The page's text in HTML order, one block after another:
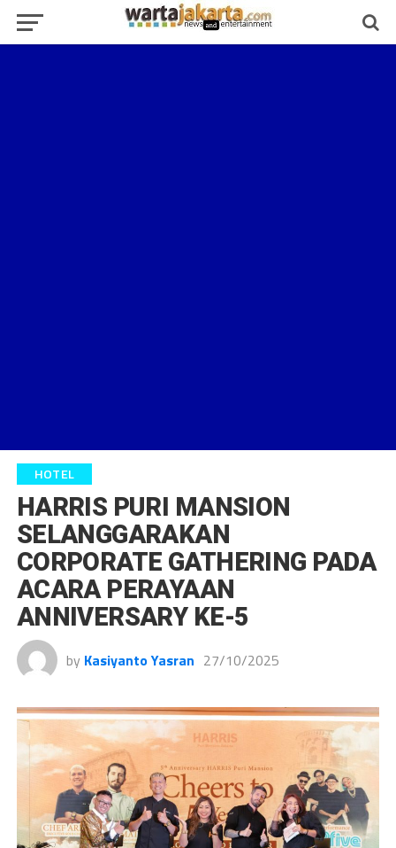
HOTEL
HARRIS PURI MANSION
SELANGGARAKAN
CORPORATE GATHERING PADA
ACARA PERAYAAN
ANNIVERSARY KE-5
by Kasiyanto Yasran 27/10/2025